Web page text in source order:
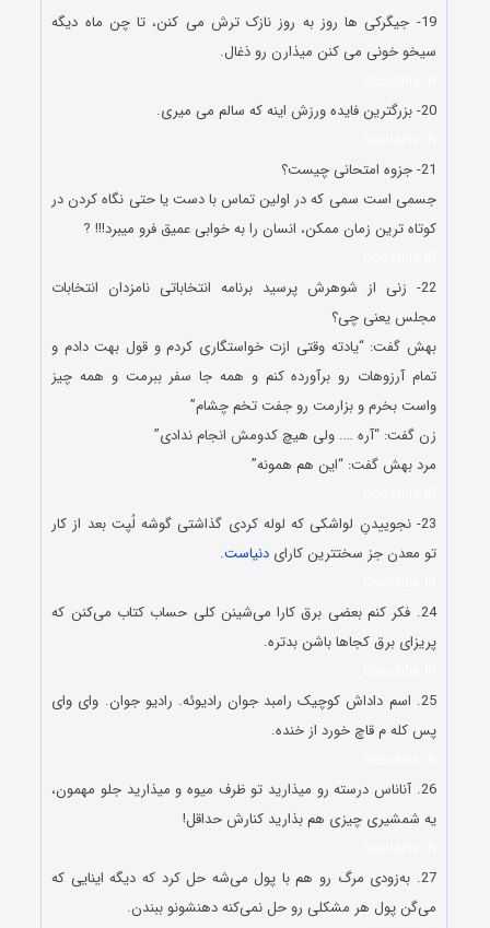
19- جیگرکی ها روز به روز نازک ترش می کنن، تا چن ماه دیگه
سیخو خونی می کنن میذارن رو ذغال.
20- بزرگترین فایده ورزش اینه که سالم می میری.
21- ﺟﺰﻭﻩ ﺍﻣﺘﺤﺎﻧﯽ ﭼﯿﺴﺖ؟
ﺟﺴﻤﯽ ﺍﺳﺖ ﺳﻤﯽ ﮐﻪ ﺩﺭ ﺍﻭﻟﯿﻦ ﺗﻤﺎﺱ ﺑﺎ ﺩﺳﺖ ﯾﺎ ﺣﺘﯽ ﻧﮕﺎﻩ ﮐﺮﺩﻥ ﺩﺭ
ﮐﻮﺗﺎﻩ ﺗﺮﯾﻦ ﺯﻣﺎﻥ ﻣﻤﮑﻦ، ﺍﻧﺴﺎﻥ ﺭﺍ ﺑﻪ ﺧﻮﺍﺑﯽ ﻋﻤﯿﻖ ﻓﺮﻭ ﻣﯿﺒﺮﺩ!!! ?
22- زنی از شوهرش پرسید برنامه انتخاباتی نامزدان انتخابات
مجلس یعنی چی؟
بهش گفت: “یادته وقتی ازت خواستگاری کردم و قول بهت دادم و
تمام آرزوهات رو برآورده کنم و همه جا سفر ببرمت و همه چیز
واست بخرم و بزارمت رو جفت تخم چشام”
زن گفت: “آره …. ولی هیچ کدومش انجام ندادی”
مرد بهش گفت: “این هم همونه”
23- نجوییدنِ لواشکى که لوله کردى گذاشتى گوشه لُپت بعد از کار
تو معدن جز سختترین کاراىدنیاست.
24. فکر کنم بعضی برق کارا می‌شینن کلی حساب کتاب می‌کنن که
پریزای برق کجاها باشن بدتره.
25. اسم داداش کوچیک رامبد جوان رادیوئه. رادیو جوان. واى واى
پس کله م قاچ خورد از خنده.
26. آناناس درسته رو میذارید تو ظرف میوه و میذارید جلو مهمون،
یه شمشیری چیزی هم بذارید کنارش حداقل!
27. به‌زودی مرگ رو هم با پول می‌شه حل کرد که دیگه اینایی که
می‌گن پول هر مشکلی رو حل نمی‌کنه دهنشونو ببندن.